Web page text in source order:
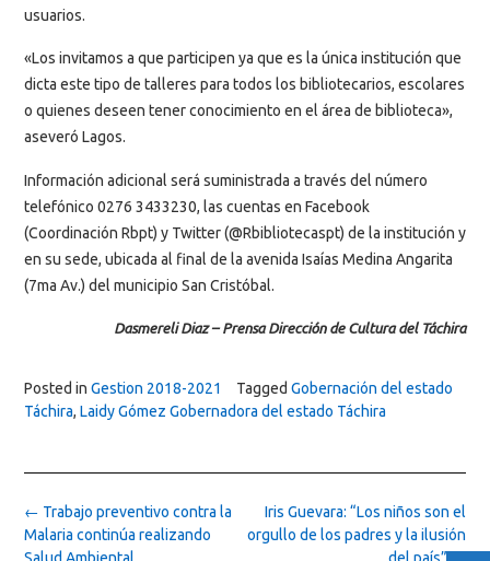
usuarios.
«Los invitamos a que participen ya que es la única institución que
dicta este tipo de talleres para todos los bibliotecarios, escolares
o quienes deseen tener conocimiento en el área de biblioteca»,
aseveró Lagos.
Información adicional será suministrada a través del número
telefónico 0276 3433230, las cuentas en Facebook
(Coordinación Rbpt) y Twitter (@Rbibliotecaspt) de la institución y
en su sede, ubicada al final de la avenida Isaías Medina Angarita
(7ma Av.) del municipio San Cristóbal.
Dasmereli Diaz – Prensa Dirección de Cultura del Táchira
Posted in Gestion 2018-2021 Tagged Gobernación del estado
Táchira, Laidy Gómez Gobernadora del estado Táchira
Post
navigation
Iris Guevara: “Los niños son el
orgullo de los padres y la ilusión
← Trabajo preventivo contra la
Malaria continúa realizando